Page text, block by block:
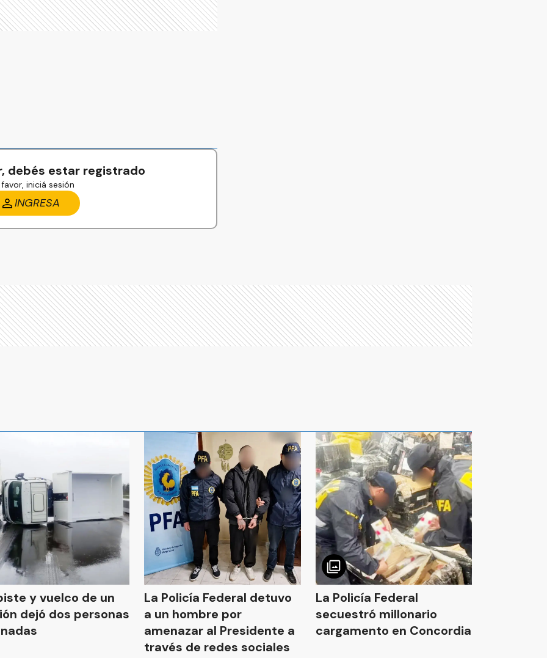
debés estar registrado
iniciá sesión
INGRESA
y vuelco de un
dejó dos personas
La Policía Federal detuvo
a un hombre por
amenazar al Presidente a
través de redes sociales
La Policía Federal
secuestró millonario
cargamento en Concordia